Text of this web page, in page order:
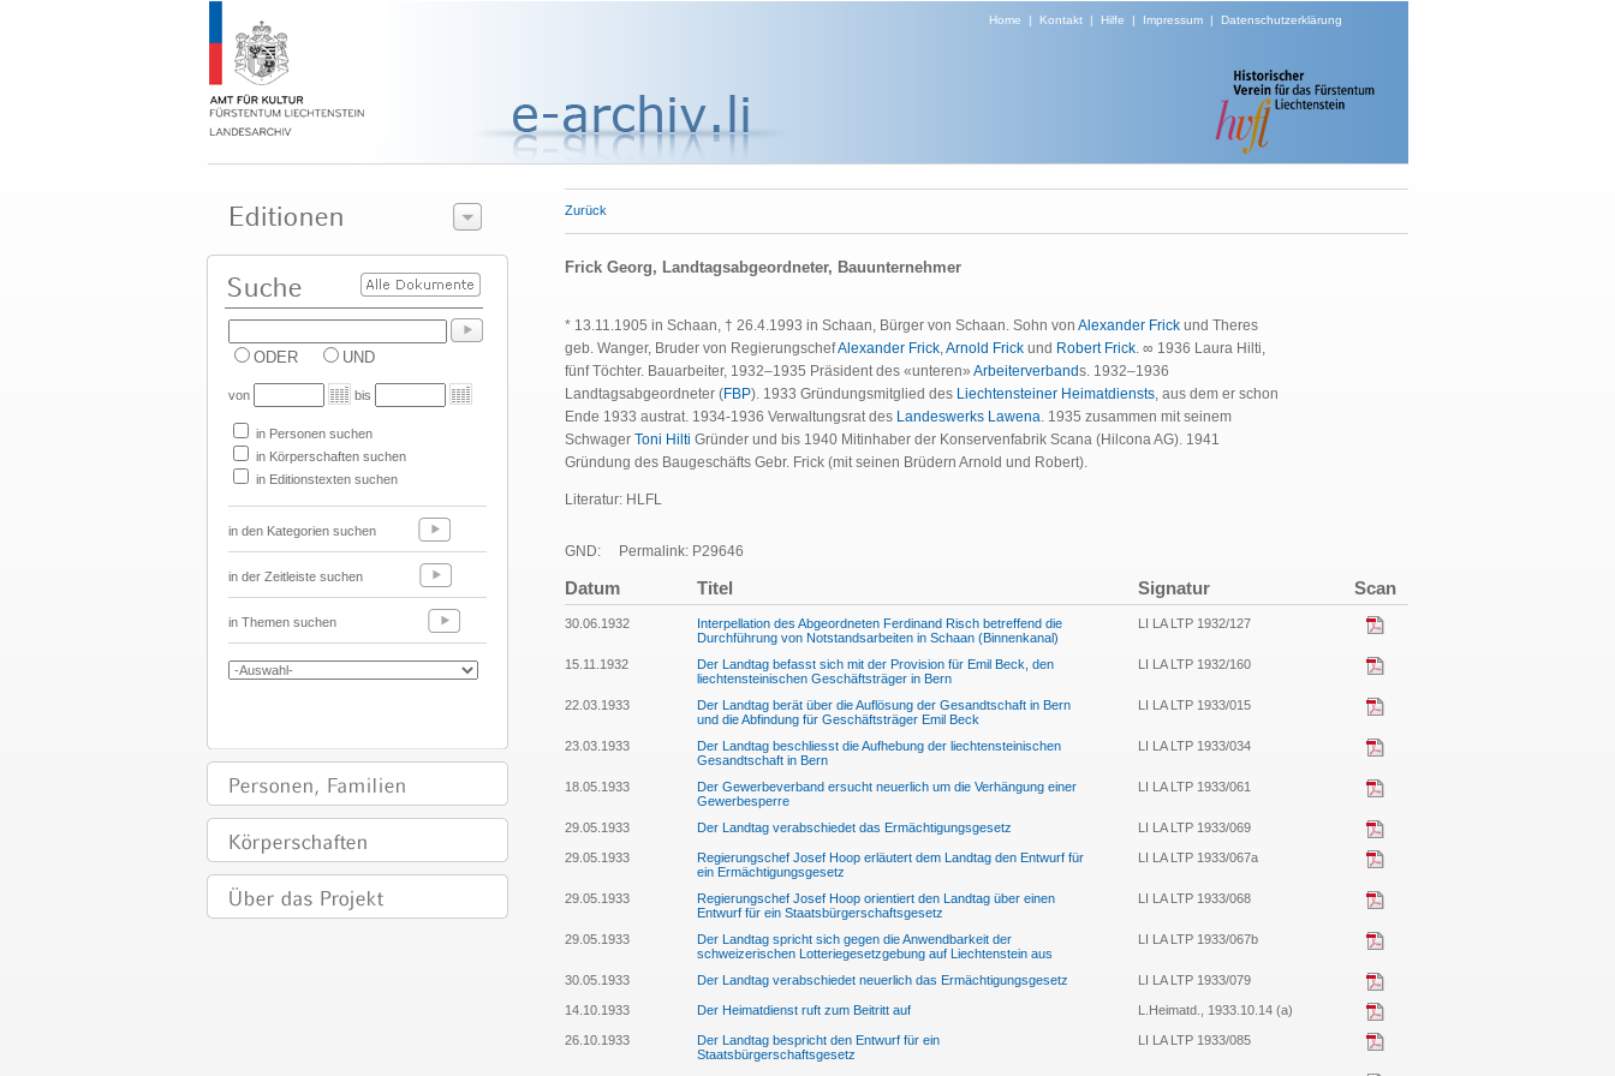
Home | Kontakt| Hilfe | Impressum| Datenschutzerklärung
ODER UND
von bis
in Personen suchen
in Körperschaften suchen
in Editionstexten suchen
in den Kategorien suchen
in der Zeitleiste suchen
in Themen suchen
Zurück
Frick Georg, Landtagsabgeordneter, Bauunternehmer
* 13.11.1905 in Schaan, † 26.4.1993 in Schaan, Bürger von Schaan. Sohn von Alexander Frick und Theres
geb. Wanger, Bruder von RegierungschefAlexander Frick,Arnold Frick und Robert Frick. ∞ 1936 Laura Hilti,
fünf Töchter. Bauarbeiter, 1932–1935 Präsident des «unteren» Arbeiterverbands. 1932–1936
Landtagsabgeordneter (FBP). 1933 Gründungsmitglied des Liechtensteiner Heimatdiensts, aus dem er schon
Ende 1933 austrat. 1934-1936 Verwaltungsrat des Landeswerks Lawena. 1935 zusammen mit seinem
Schwager Toni Hilti Gründer und bis 1940 Mitinhaber der Konservenfabrik Scana (Hilcona AG). 1941
Gründung des Baugeschäfts Gebr. Frick (mit seinen Brüdern Arnold und Robert).
Literatur: HLFL
GND: Permalink: P29646
Datum Titel Signatur Scan
30.06.1932
Interpellation des Abgeordneten Ferdinand Risch betreffend die
Durchführung von Notstandsarbeiten in Schaan (Binnenkanal)
LI LA LTP 1932/127
15.11.1932
Der Landtag befasst sich mit der Provision für Emil Beck, den
liechtensteinischen Geschäftsträger in Bern
LI LA LTP 1932/160
22.03.1933
Der Landtag berät über die Auflösung der Gesandtschaft in Bern
und die Abfindung für Geschäftsträger Emil Beck
LI LA LTP 1933/015
23.03.1933
Der Landtag beschliesst die Aufhebung der liechtensteinischen
Gesandtschaft in Bern
LI LA LTP 1933/034
18.05.1933
Der Gewerbeverband ersucht neuerlich um die Verhängung einer
Gewerbesperre
LI LA LTP 1933/061
29.05.1933 Der Landtag verabschiedet das Ermächtigungsgesetz LI LA LTP 1933/069
29.05.1933
Regierungschef Josef Hoop erläutert dem Landtag den Entwurf für
ein Ermächtigungsgesetz
LI LA LTP 1933/067a
29.05.1933
Regierungschef Josef Hoop orientiert den Landtag über einen
Entwurf für ein Staatsbürgerschaftsgesetz
LI LA LTP 1933/068
29.05.1933
Der Landtag spricht sich gegen die Anwendbarkeit der
schweizerischen Lotteriegesetzgebung auf Liechtenstein aus
LI LA LTP 1933/067b
30.05.1933 Der Landtag verabschiedet neuerlich das Ermächtigungsgesetz LI LA LTP 1933/079
14.10.1933 Der Heimatdienst ruft zum Beitritt auf L.Heimatd., 1933.10.14 (a)
26.10.1933
Der Landtag bespricht den Entwurf für ein
Staatsbürgerschaftsgesetz
LI LA LTP 1933/085